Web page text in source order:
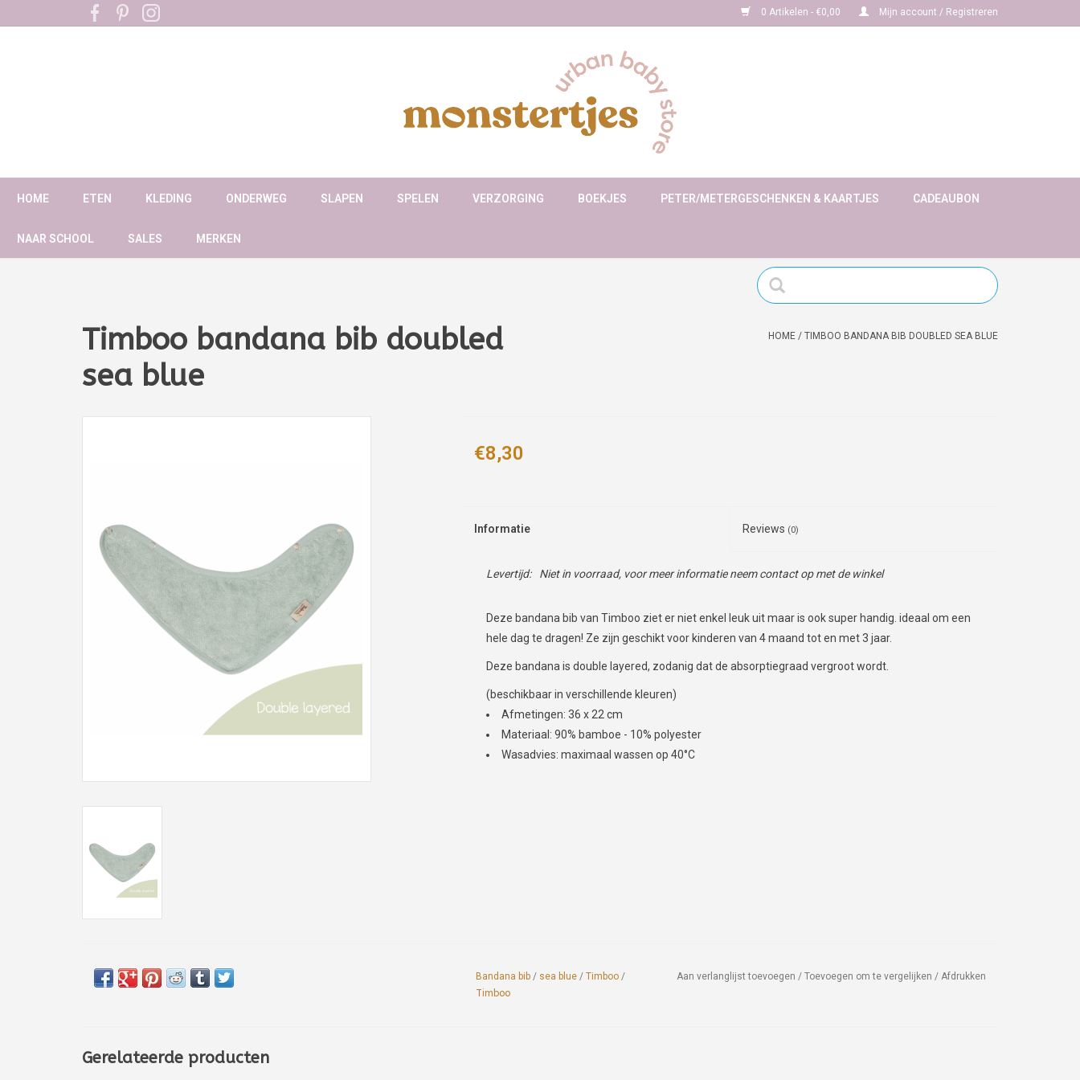
0 Artikelen - €0,00 Mijn account / Registreren
HOME ETEN KLEDING ONDERWEG SLAPEN SPELEN VERZORGING BOEKJES PETER/METERGESCHENKEN & KAARTJES CADEAUBON
NAAR SCHOOL SALES MERKEN
Timboo bandana bib doubled
sea blue
HOME / TIMBOO BANDANA BIB DOUBLED SEA BLUE
€8,30
Informatie Reviews (0)
Levertijd: Niet in voorraad, voor meer informatie neem contact op met de winkel
Deze bandana bib van Timboo ziet er niet enkel leuk uit maar is ook super handig. ideaal om een
hele dag te dragen! Ze zijn geschikt voor kinderen van 4 maand tot en met 3 jaar.
Deze bandana is double layered, zodanig dat de absorptiegraad vergroot wordt.
(beschikbaar in verschillende kleuren)
Afmetingen: 36 x 22 cm
Materiaal: 90% bamboe - 10% polyester
Wasadvies: maximaal wassen op 40°C
Bandana bib / sea blue / Timboo /
Timboo
Aan verlanglijst toevoegen / Toevoegen om te vergelijken / Afdrukken
Gerelateerde producten